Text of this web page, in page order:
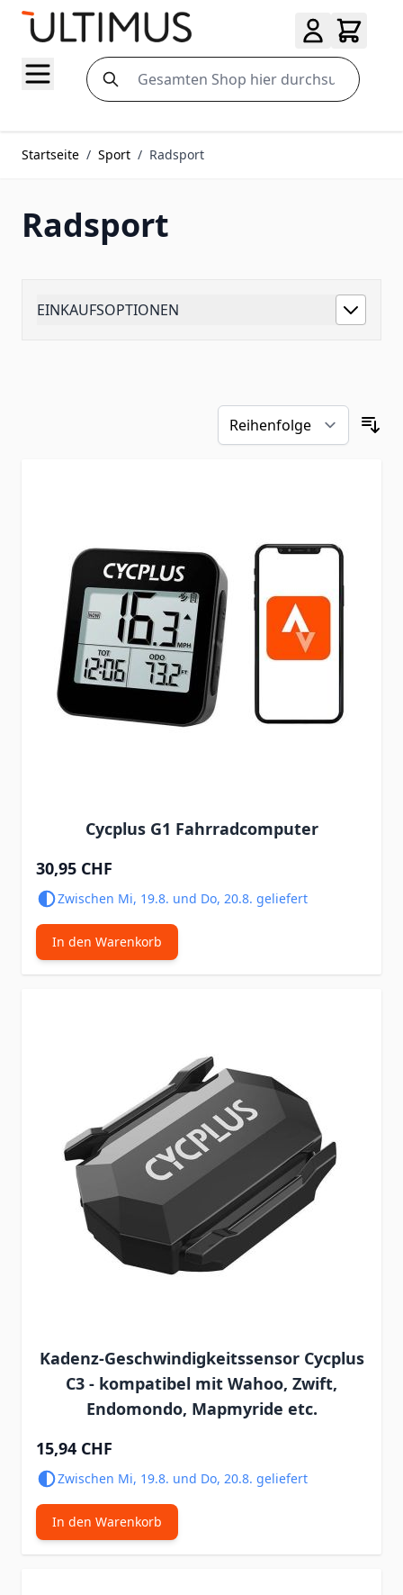
Zum Inhalt springen
Search
Startseite / Sport / Radsport
Radsport
EINKAUFSOPTIONEN
Cycplus G1 Fahrradcomputer
30,95 CHF
Zwischen Mi, 19.8. und Do, 20.8. geliefert
In den Warenkorb
Kadenz-Geschwindigkeitssensor Cycplus
C3 - kompatibel mit Wahoo, Zwift,
Endomondo, Mapmyride etc.
15,94 CHF
Zwischen Mi, 19.8. und Do, 20.8. geliefert
In den Warenkorb